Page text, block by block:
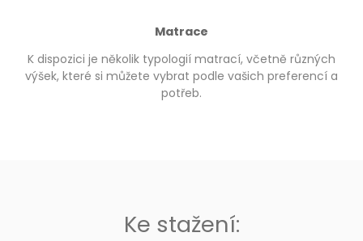
Matrace
K dispozici je několik typologií matrací, včetně různých
výšek, které si můžete vybrat podle vašich preferencí a
potřeb.
Ke stažení: